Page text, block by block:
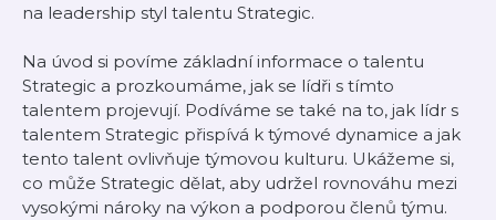
na leadership styl talentu Strategic.
Na úvod si povíme základní informace o talentu
Strategic a prozkoumáme, jak se lídři s tímto
talentem projevují. Podíváme se také na to, jak lídr s
talentem Strategic přispívá k týmové dynamice a jak
tento talent ovlivňuje týmovou kulturu. Ukážeme si,
co může Strategic dělat, aby udržel rovnováhu mezi
vysokými nároky na výkon a podporou členů týmu.